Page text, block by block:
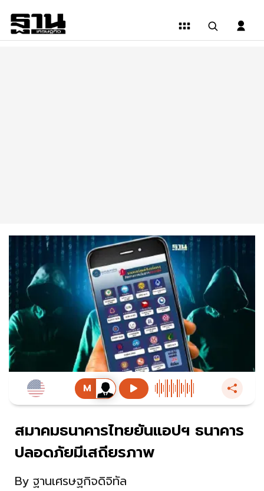
สมาคมธนาคารไทยยันแอปฯ ธนาคาร
ปลอดภัยมีเสถียรภาพ
By ฐานเศรษฐกิจดิจิทัล